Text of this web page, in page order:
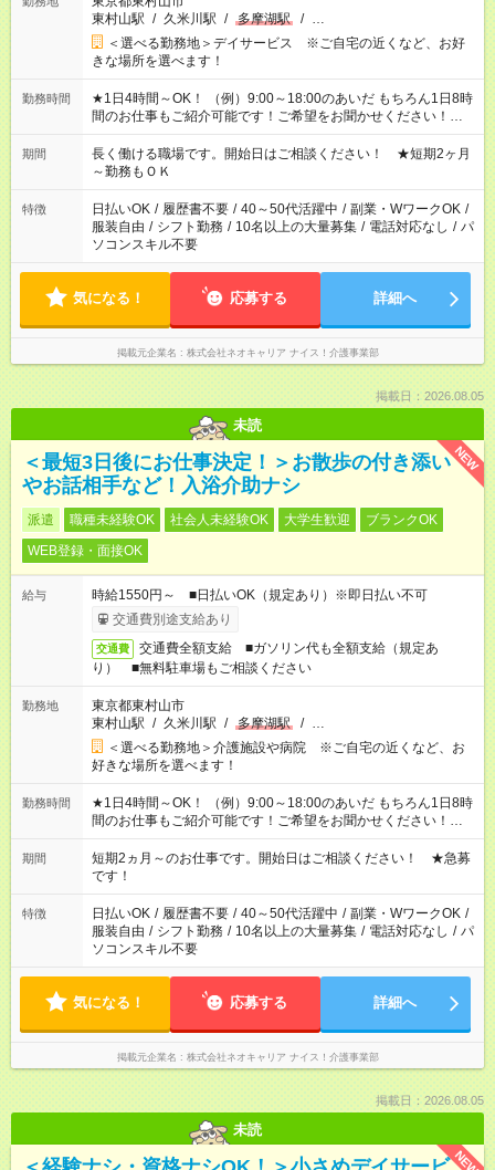
東村山駅 / 久米川駅 / 多摩湖駅 / …
＜選べる勤務地＞デイサービス ※ご自宅の近くなど、お好
きな場所を選べます！
勤務時間
★1日4時間～OK！ （例）9:00～18:00のあいだ もちろん1日8時
間のお仕事もご紹介可能です！ご希望をお聞かせください！★家
庭の都合でお休みが必要な場合も遠慮なくご相談ください。 ※
週最低15時間以上の勤務が必要です
期間
長く働ける職場です。開始日はご相談ください！ ★短期2ヶ月
～勤務もＯＫ
特徴 日払いOK / 履歴書不要 / 40～50代活躍中 / 副業・WワークOK /
服装自由 / シフト勤務 / 10名以上の大量募集 / 電話対応なし / パ
ソコンスキル不要
気になる！ 応募する 詳細へ
掲載元企業名 株式会社ネオキャリア ナイス！介護事業部
掲載日：2026.08.05
未読
NEW
＜最短3日後にお仕事決定！＞お散歩の付き添い
やお話相手など！入浴介助ナシ
派遣 職種未経験OK 社会人未経験OK 大学生歓迎
ブランクOK
WEB登録・面接OK
給与
時給1550円～ ■日払いOK（規定あり）※即日払い不可
交通費別途支給あり
交通費
交通費全額支給 ■ガソリン代も全額支給（規定あ
り） ■無料駐車場もご相談ください
勤務地
東京都東村山市
東村山駅 / 久米川駅 / 多摩湖駅 / …
＜選べる勤務地＞介護施設や病院 ※ご自宅の近くなど、お
好きな場所を選べます！
勤務時間
★1日4時間～OK！ （例）9:00～18:00のあいだ もちろん1日8時
間のお仕事もご紹介可能です！ご希望をお聞かせください！★家
庭の都合でお休みが必要な場合も遠慮なくご相談ください。 ※
週最低15時間以上の勤務が必要です
期間
短期2ヵ月～のお仕事です。開始日はご相談ください！ ★急募
です！
特徴 日払いOK / 履歴書不要 / 40～50代活躍中 / 副業・WワークOK /
服装自由 / シフト勤務 / 10名以上の大量募集 / 電話対応なし / パ
ソコンスキル不要
気になる！ 応募する 詳細へ
掲載元企業名 株式会社ネオキャリア ナイス！介護事業部
掲載日：2026.08.05
未読
NEW